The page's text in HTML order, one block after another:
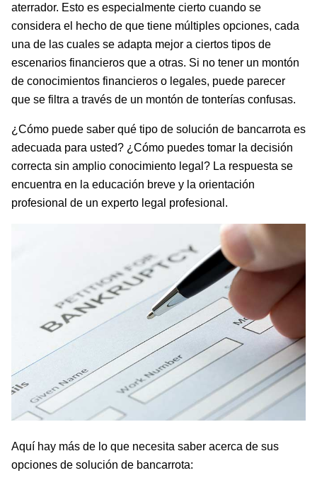
aterrador. Esto es especialmente cierto cuando se
considera el hecho de que tiene múltiples opciones, cada
una de las cuales se adapta mejor a ciertos tipos de
escenarios financieros que a otras. Si no tener un montón
de conocimientos financieros o legales, puede parecer
que se filtra a través de un montón de tonterías confusas.
¿Cómo puede saber qué tipo de solución de bancarrota es
adecuada para usted? ¿Cómo puedes tomar la decisión
correcta sin amplio conocimiento legal? La respuesta se
encuentra en la educación breve y la orientación
profesional de un experto legal profesional.
Aquí hay más de lo que necesita saber acerca de sus
opciones de solución de bancarrota: